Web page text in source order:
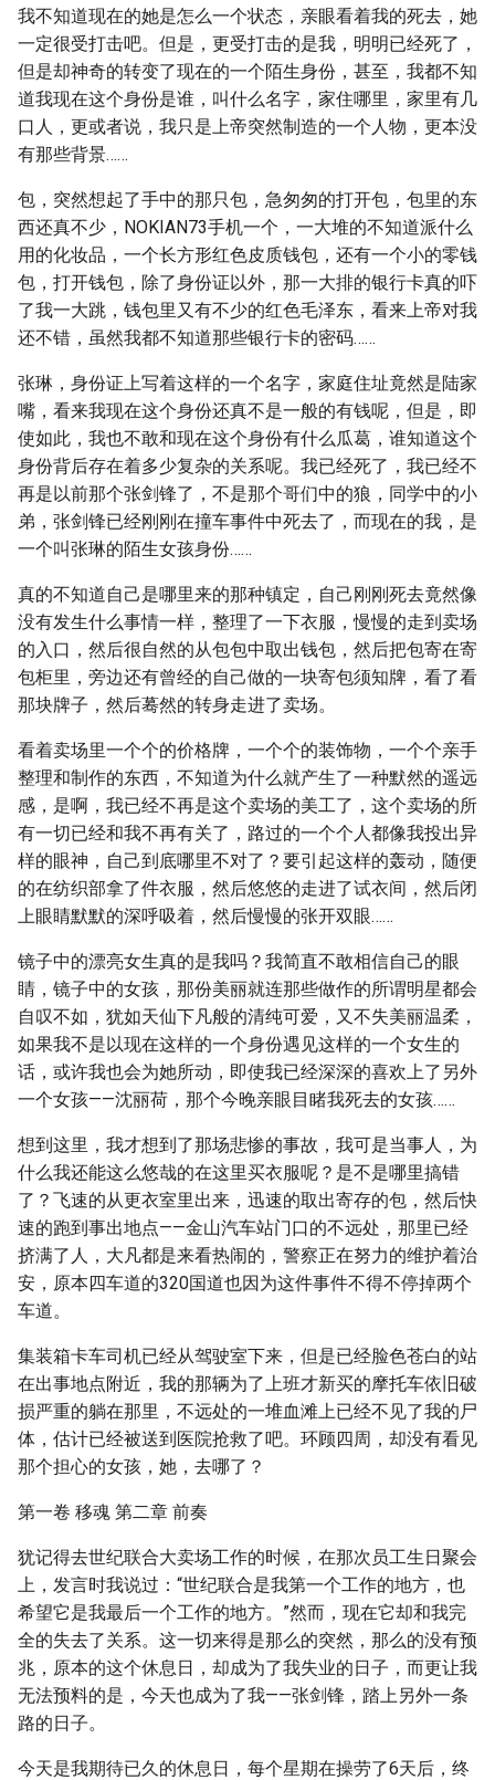
我不知道现在的她是怎么一个状态，亲眼看着我的死去，她
一定很受打击吧。但是，更受打击的是我，明明已经死了，
但是却神奇的转变了现在的一个陌生身份，甚至，我都不知
道我现在这个身份是谁，叫什么名字，家住哪里，家里有几
口人，更或者说，我只是上帝突然制造的一个人物，更本没
有那些背景……
包，突然想起了手中的那只包，急匆匆的打开包，包里的东
西还真不少，NOKIAN73手机一个，一大堆的不知道派什么
用的化妆品，一个长方形红色皮质钱包，还有一个小的零钱
包，打开钱包，除了身份证以外，那一大排的银行卡真的吓
了我一大跳，钱包里又有不少的红色毛泽东，看来上帝对我
还不错，虽然我都不知道那些银行卡的密码……
张琳，身份证上写着这样的一个名字，家庭住址竟然是陆家
嘴，看来我现在这个身份还真不是一般的有钱呢，但是，即
使如此，我也不敢和现在这个身份有什么瓜葛，谁知道这个
身份背后存在着多少复杂的关系呢。我已经死了，我已经不
再是以前那个张剑锋了，不是那个哥们中的狼，同学中的小
弟，张剑锋已经刚刚在撞车事件中死去了，而现在的我，是
一个叫张琳的陌生女孩身份……
真的不知道自己是哪里来的那种镇定，自己刚刚死去竟然像
没有发生什么事情一样，整理了一下衣服，慢慢的走到卖场
的入口，然后很自然的从包包中取出钱包，然后把包寄在寄
包柜里，旁边还有曾经的自己做的一块寄包须知牌，看了看
那块牌子，然后蓦然的转身走进了卖场。
看着卖场里一个个的价格牌，一个个的装饰物，一个个亲手
整理和制作的东西，不知道为什么就产生了一种默然的遥远
感，是啊，我已经不再是这个卖场的美工了，这个卖场的所
有一切已经和我不再有关了，路过的一个个人都像我投出异
样的眼神，自己到底哪里不对了？要引起这样的轰动，随便
的在纺织部拿了件衣服，然后悠悠的走进了试衣间，然后闭
上眼睛默默的深呼吸着，然后慢慢的张开双眼……
镜子中的漂亮女生真的是我吗？我简直不敢相信自己的眼
睛，镜子中的女孩，那份美丽就连那些做作的所谓明星都会
自叹不如，犹如天仙下凡般的清纯可爱，又不失美丽温柔，
如果我不是以现在这样的一个身份遇见这样的一个女生的
话，或许我也会为她所动，即使我已经深深的喜欢上了另外
一个女孩——沈丽荷，那个今晚亲眼目睹我死去的女孩……
想到这里，我才想到了那场悲惨的事故，我可是当事人，为
什么我还能这么悠哉的在这里买衣服呢？是不是哪里搞错
了？飞速的从更衣室里出来，迅速的取出寄存的包，然后快
速的跑到事出地点——金山汽车站门口的不远处，那里已经
挤满了人，大凡都是来看热闹的，警察正在努力的维护着治
安，原本四车道的320国道也因为这件事件不得不停掉两个
车道。
集装箱卡车司机已经从驾驶室下来，但是已经脸色苍白的站
在出事地点附近，我的那辆为了上班才新买的摩托车依旧破
损严重的躺在那里，不远处的一堆血滩上已经不见了我的尸
体，估计已经被送到医院抢救了吧。环顾四周，却没有看见
那个担心的女孩，她，去哪了？
第一卷 移魂 第二章 前奏
犹记得去世纪联合大卖场工作的时候，在那次员工生日聚会
上，发言时我说过：“世纪联合是我第一个工作的地方，也
希望它是我最后一个工作的地方。”然而，现在它却和我完
全的失去了关系。这一切来得是那么的突然，那么的没有预
兆，原本的这个休息日，却成为了我失业的日子，而更让我
无法预料的是，今天也成为了我——张剑锋，踏上另外一条
路的日子。
今天是我期待已久的休息日，每个星期在操劳了6天后，终